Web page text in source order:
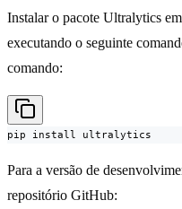
Instalar o pacote Ultralytics
executando o seguinte
comando:
pip install ultralytics
Para a versão de
repositório GitHub: